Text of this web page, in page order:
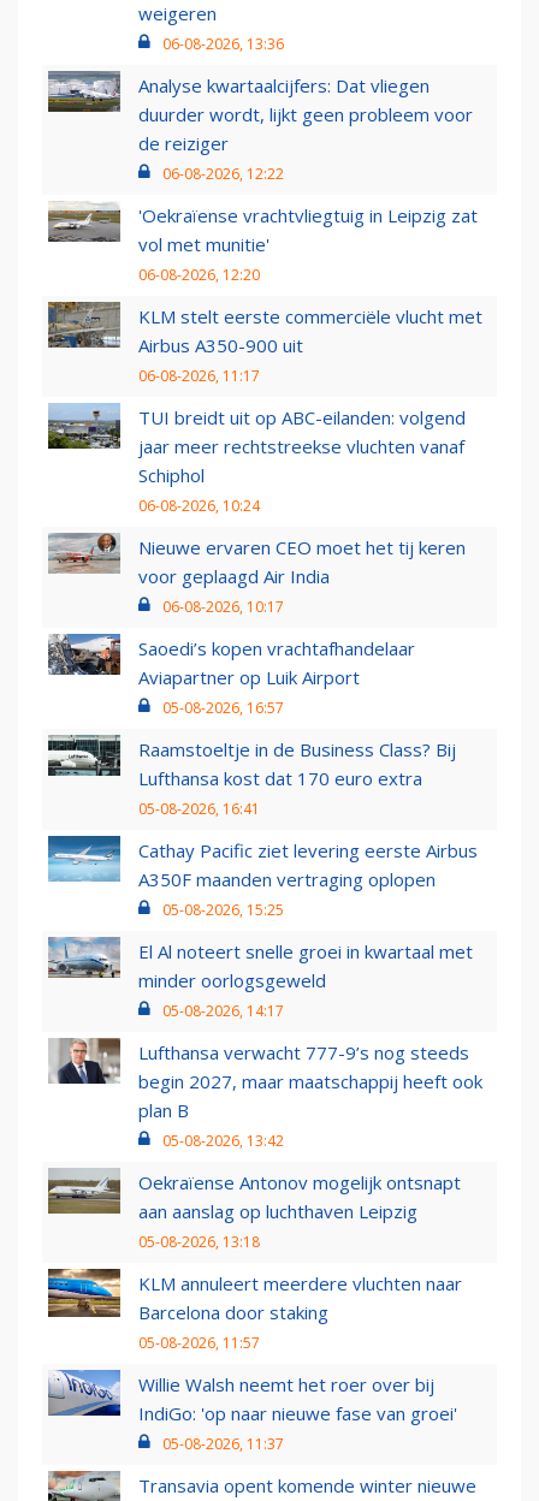
weigeren
06-08-2026, 13:36
Analyse kwartaalcijfers: Dat vliegen
duurder wordt, lijkt geen probleem voor
de reiziger
06-08-2026, 12:22
'Oekraïense vrachtvliegtuig in Leipzig zat
vol met munitie'
06-08-2026, 12:20
KLM stelt eerste commerciële vlucht met
Airbus A350-900 uit
06-08-2026, 11:17
TUI breidt uit op ABC-eilanden: volgend
jaar meer rechtstreekse vluchten vanaf
Schiphol
06-08-2026, 10:24
Nieuwe ervaren CEO moet het tij keren
voor geplaagd Air India
06-08-2026, 10:17
Saoedi’s kopen vrachtafhandelaar
Aviapartner op Luik Airport
05-08-2026, 16:57
Raamstoeltje in de Business Class? Bij
Lufthansa kost dat 170 euro extra
05-08-2026, 16:41
Cathay Pacific ziet levering eerste Airbus
A350F maanden vertraging oplopen
05-08-2026, 15:25
El Al noteert snelle groei in kwartaal met
minder oorlogsgeweld
05-08-2026, 14:17
Lufthansa verwacht 777-9’s nog steeds
begin 2027, maar maatschappij heeft ook
plan B
05-08-2026, 13:42
Oekraïense Antonov mogelijk ontsnapt
aan aanslag op luchthaven Leipzig
05-08-2026, 13:18
KLM annuleert meerdere vluchten naar
Barcelona door staking
05-08-2026, 11:57
Willie Walsh neemt het roer over bij
IndiGo: 'op naar nieuwe fase van groei'
05-08-2026, 11:37
Transavia opent komende winter nieuwe